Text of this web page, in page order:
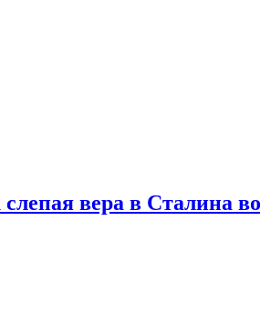
вера в Сталина